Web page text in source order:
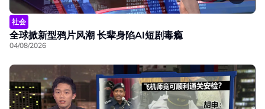
社会
全球掀新型鸦片风潮 长辈身陷AI短剧毒瘾
04/08/2026